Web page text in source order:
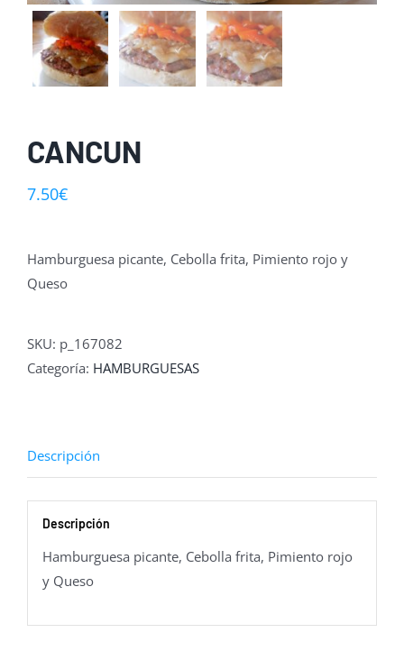
CANCUN
7.50€
Hamburguesa picante, Cebolla frita, Pimiento rojo y
Queso
SKU: p_167082
Categoría: HAMBURGUESAS
Descripción
Descripción
Hamburguesa picante, Cebolla frita, Pimiento rojo
y Queso